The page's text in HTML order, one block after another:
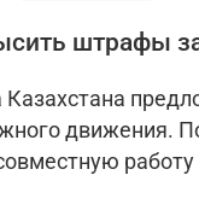
штрафы
движения.